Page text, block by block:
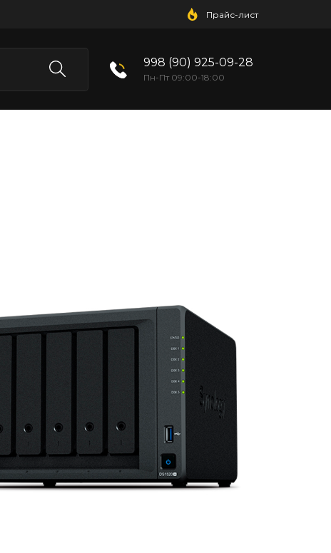
Прайс-лист
998 (90) 925-09-28
Пн-Пт 09:00-18:00